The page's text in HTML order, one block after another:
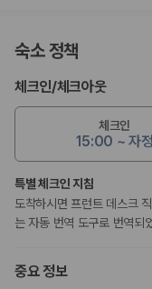
숙소 정책
체크인/체크아웃
체크인
15:00 ~ 자정
특별 체크인 지침
도착하시면 프런트 데스크
는 자동 번역 도구로 번역되
중요 정보